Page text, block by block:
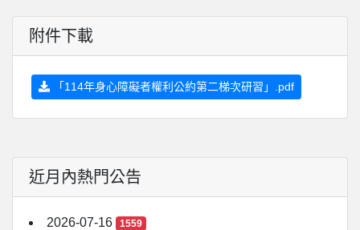
附件下載
「114年身心障礙者權利公約第二梯次研習」.pdf
近月內熱門公告
2026-07-16 1559